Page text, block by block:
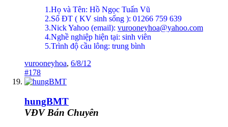
1.Họ và Tên: Hồ Ngọc Tuấn Vũ
2.Số ĐT ( KV sinh sống ): 01266 759 639
3.Nick Yahoo (email): vurooneyhoa@yahoo.com
4.Nghề nghiệp hiện tại: sinh viên
5.Trình độ cầu lông: trung bình
vurooneyhoa, 6/8/12
#178
hungBMT
VĐV Bán Chuyên